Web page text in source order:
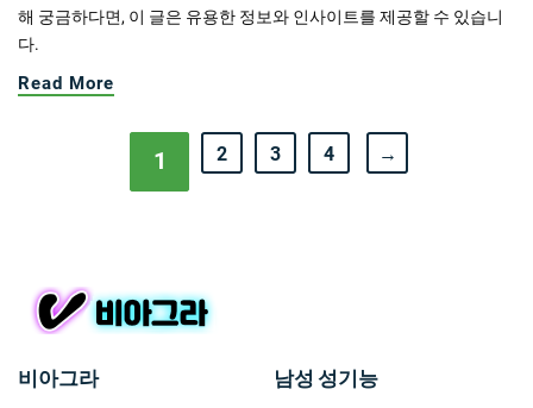
해 궁금하다면, 이 글은 유용한 정보와 인사이트를 제공할 수 있습니
다.
Read More
1 2 3 4 →
비아그라 남성 성기능